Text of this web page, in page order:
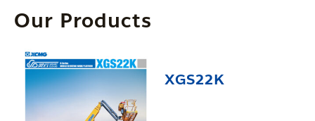
Our Products
XGS22K